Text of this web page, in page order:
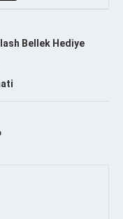
Bellek Hediye